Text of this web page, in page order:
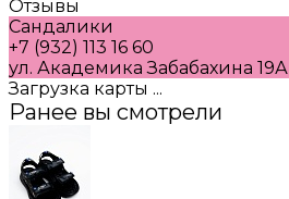
Отзывы
Сандалики
+7 (932) 113 16 60
ул. Академика Забабахина 19А
Загрузка карты ...
Ранее вы смотрели